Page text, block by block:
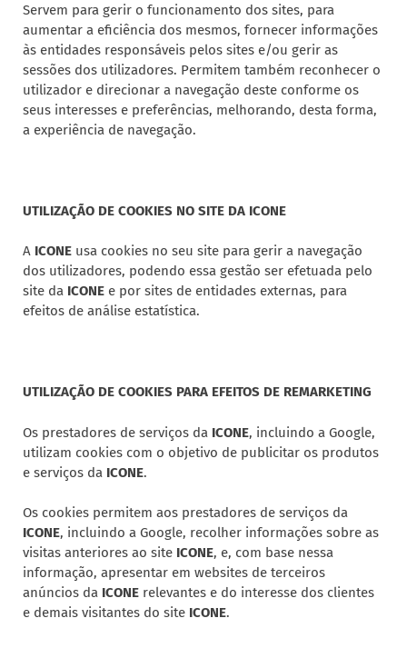
Servem para gerir o funcionamento dos sites, para
aumentar a eficiência dos mesmos, fornecer informações
às entidades responsáveis pelos sites e/ou gerir as
sessões dos utilizadores. Permitem também reconhecer o
utilizador e direcionar a navegação deste conforme os
seus interesses e preferências, melhorando, desta forma,
a experiência de navegação.
UTILIZAÇÃO DE COOKIES NO SITE DA ICONE
A ICONE usa cookies no seu site para gerir a navegação
dos utilizadores, podendo essa gestão ser efetuada pelo
site da ICONE e por sites de entidades externas, para
efeitos de análise estatística.
UTILIZAÇÃO DE COOKIES PARA EFEITOS DE REMARKETING
Os prestadores de serviços da ICONE, incluindo a Google,
utilizam cookies com o objetivo de publicitar os produtos
e serviços da ICONE.
Os cookies permitem aos prestadores de serviços da
ICONE, incluindo a Google, recolher informações sobre as
visitas anteriores ao site ICONE, e, com base nessa
informação, apresentar em websites de terceiros
anúncios da ICONE relevantes e do interesse dos clientes
e demais visitantes do site ICONE.